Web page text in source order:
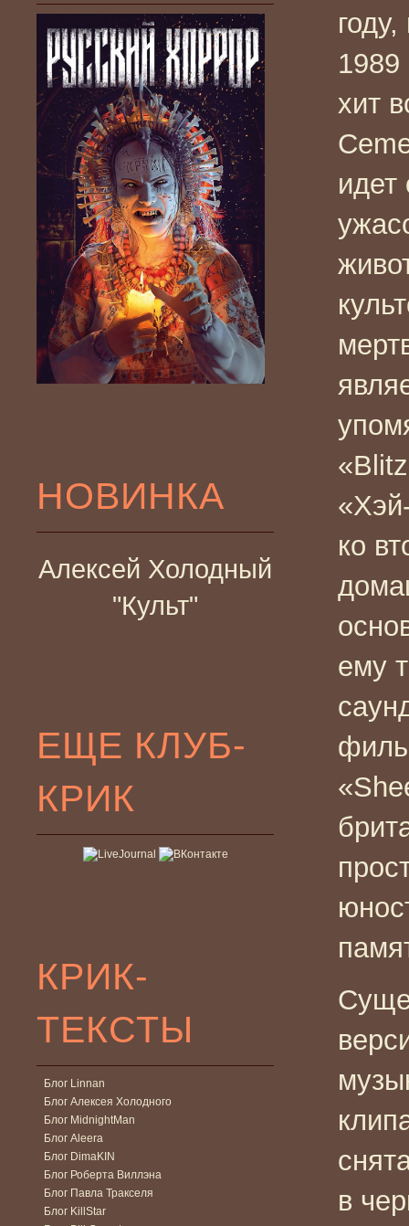
НОВИНКА
Алексей Холодный
"Культ"
ЕЩЕ КЛУБ-
КРИК
КРИК-
ТЕКСТЫ
Блог Linnan
Блог Алексея Холодного
Блог MidnightMan
Блог Aleera
Блог DimaKIN
Блог Роберта Виллэна
Блог Павла Тракселя
Блог KillStar
1989
хит
идет
ко
ему
в